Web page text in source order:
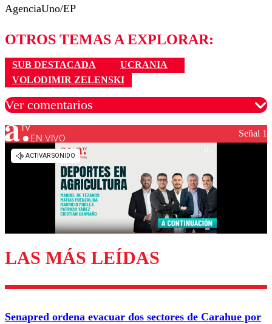
AgenciaUno/EP
OTROS TEMAS A EXPLORAR:
SUB DESTACADA
UCRANIA
VOLODIMIR ZELENSKI
Ver comentarios
Los comentarios son moderados para garantizar un
Enviar comentario
EN VIVO Señal 1
LAS MÁS LEÍDAS
Senapred ordena evacuar dos sectores de Carahue por